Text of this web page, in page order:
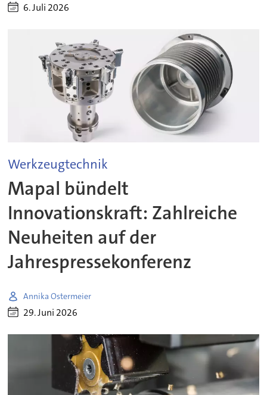
6. Juli 2026
Werkzeugtechnik
Mapal bündelt
Innovationskraft: Zahlreiche
Neuheiten auf der
Jahrespressekonferenz
Annika Ostermeier
29. Juni 2026